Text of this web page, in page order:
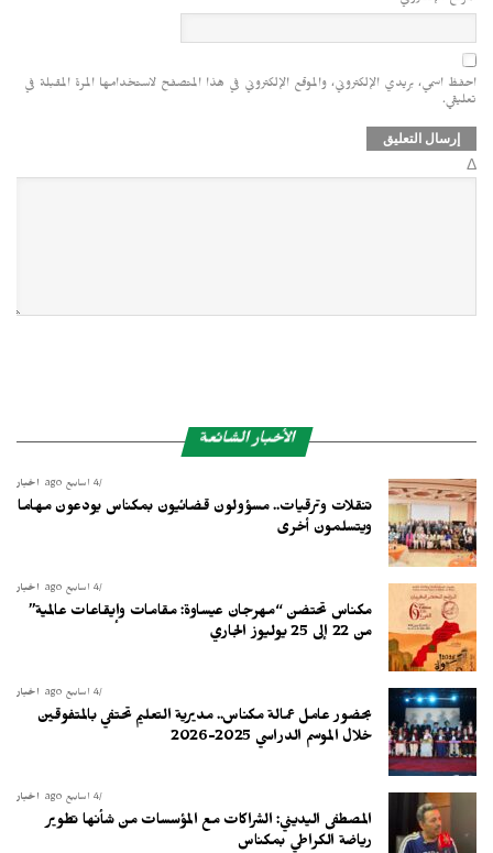
احفظ اسمي، بريدي الإلكتروني، والموقع الإلكتروني في هذا المتصفح لاستخدامها المرة المقبلة في
تعليقي.
Δ
الأخبار الشائعة
أخبار 4 أسابيع ago
تنقلات وترقيات.. مسؤولون قضائيون بمكناس يودعون مهاما
ويتسلمون أخرى
أخبار 4 أسابيع ago
مكناس تحتضن “مهرجان عيساوة: مقامات وإيقاعات عالمية”
من 22 إلى 25 يوليوز الجاري
أخبار 4 أسابيع ago
بحضور عامل عمالة مكناس.. مديرية التعليم تحتفي بالمتفوقين
خلال الموسم الدراسي 2025-2026
أخبار 4 أسابيع ago
المصطفى اليديني: الشراكات مع المؤسسات من شأنها تطوير
رياضة الكراطي بمكناس